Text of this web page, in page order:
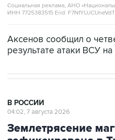
Социальная реклама, АНО
ИНН 7725383515 Erid:
Аксенов сообщил о
результате атаки ВСУ
В РОССИИ
04:02, 7 августа 2026
Землетрясение